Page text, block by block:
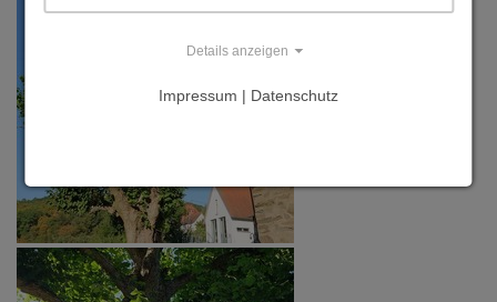
Details anzeigen
Impressum | Datenschutz